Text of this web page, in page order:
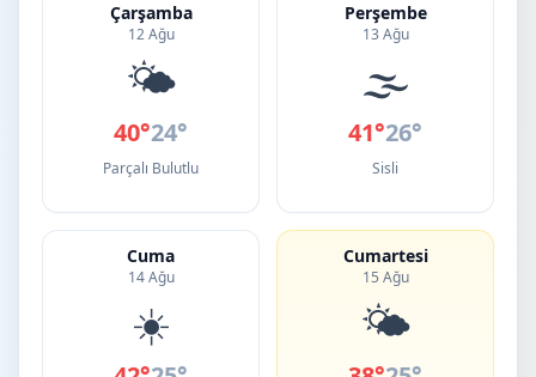
Çarşamba
12 Ağu
🌤️
40°24°
Parçalı Bulutlu
Perşembe
13 Ağu
🌫️
41°26°
Sisli
Cuma
14 Ağu
☀️
Cumartesi
15 Ağu
🌤️